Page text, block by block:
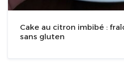
Cake au citron imbibé :
sans gluten